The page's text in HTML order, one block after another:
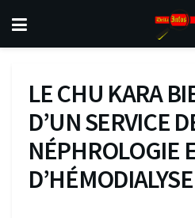
LE CHU KARA
D’UN SERVICE
NÉPHROLOGIE
D’HÉMODIALYSE